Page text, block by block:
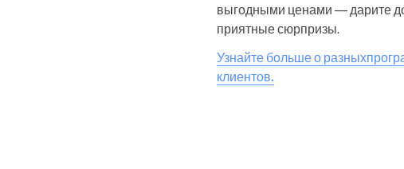
выгодными ценами — дарите
приятные сюрпризы.
Узнайте больше о разных
клиентов.